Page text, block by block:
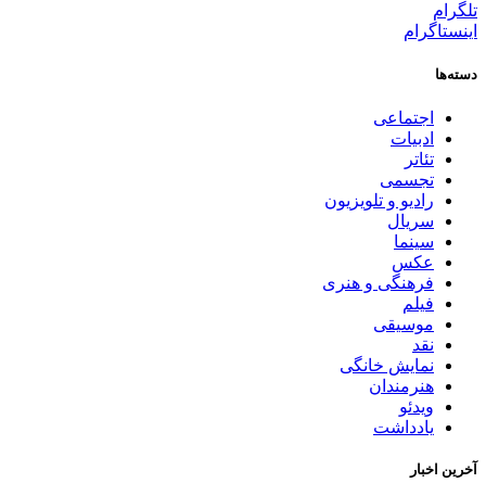
تلگرام
اینستاگرام
دسته‌ها
اجتماعی
ادبیات
تئاتر
تجسمی
رادیو و تلویزیون
سریال
سینما
عکس
فرهنگی و هنری
فیلم
موسیقی
نقد
نمایش خانگی
هنرمندان
ویدئو
یادداشت
آخرین اخبار